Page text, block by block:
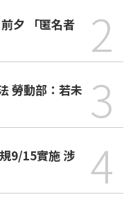
夕 「匿名者
2
勞動部：若未 3
9/15實施 涉
4